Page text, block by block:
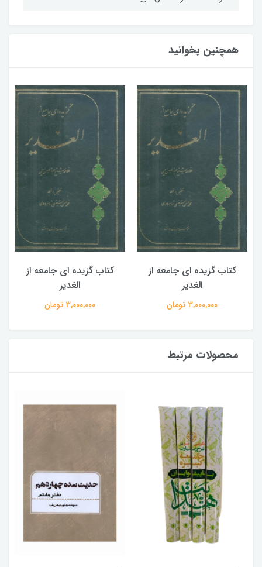
همچنین بخوانید
کتاب گزیده ای جامعه از
الغدیر
3,000,000 تومان
کتاب گزیده ای جامعه از
الغدیر
3,000,000 تومان
محصولات مرتبط